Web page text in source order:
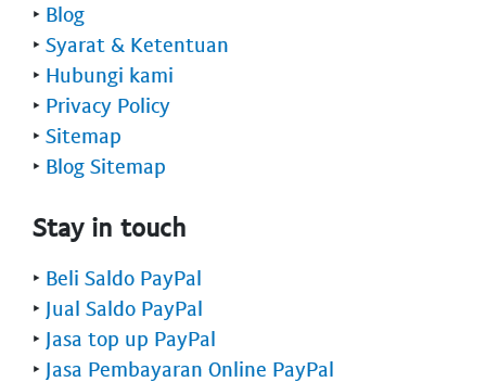
‣ Blog
‣ Syarat & Ketentuan
‣ Hubungi kami
‣ Privacy Policy
‣ Sitemap
‣ Blog Sitemap
Stay in touch
‣ Beli Saldo PayPal
‣ Jual Saldo PayPal
‣ Jasa top up PayPal
‣ Jasa Pembayaran Online PayPal